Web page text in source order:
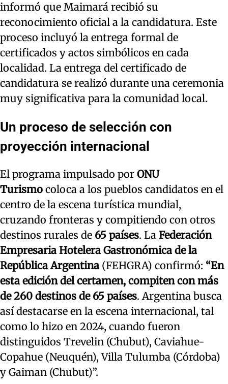
informó que Maimará recibió su
reconocimiento oficial a la candidatura. Este
proceso incluyó la entrega formal de
certificados y actos simbólicos en cada
localidad. La entrega del certificado de
candidatura se realizó durante una ceremonia
muy significativa para la comunidad local.
Un proceso de selección con
proyección internacional
El programa impulsado por ONU
Turismo coloca a los pueblos candidatos en el
centro de la escena turística mundial,
cruzando fronteras y compitiendo con otros
destinos rurales de 65 países. La Federación
Empresaria Hotelera Gastronómica de la
República Argentina (FEHGRA) confirmó: “En
esta edición del certamen, compiten con más
de 260 destinos de 65 países. Argentina busca
así destacarse en la escena internacional, tal
como lo hizo en 2024, cuando fueron
distinguidos Trevelin (Chubut), Caviahue-
Copahue (Neuquén), Villa Tulumba (Córdoba)
y Gaiman (Chubut)”.